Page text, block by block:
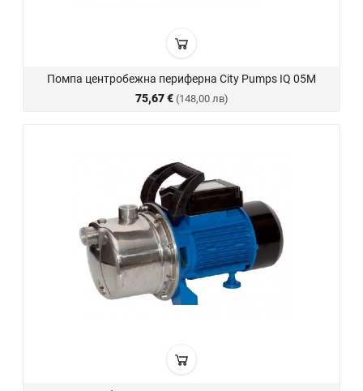
Помпа центробежна периферна City Pumps IQ 05M
75,67 € (148,00 лв)